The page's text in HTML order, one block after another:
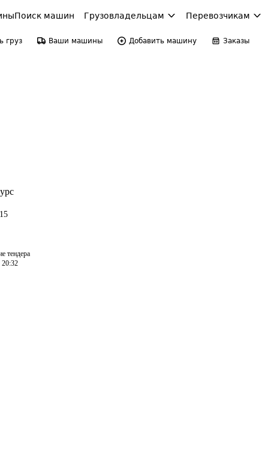
Поиск машин Грузовладельцам Перевозчикам
груз Ваши машины Добавить машину Заказы
тендера
20:32